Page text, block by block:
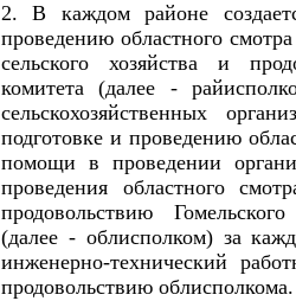
2. В каждом районе
проведению областного
сельского хозяйства и
комитета (далее -
сельскохозяйственных
подготовке и проведению
помощи в проведении
проведения областного
продовольствию
(далее - облисполком) за
инженерно-технический
продовольствию облисполкома.